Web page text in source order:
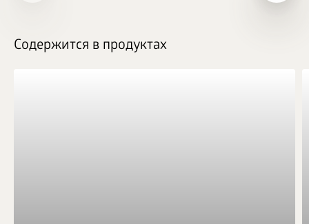
Содержится в продуктах